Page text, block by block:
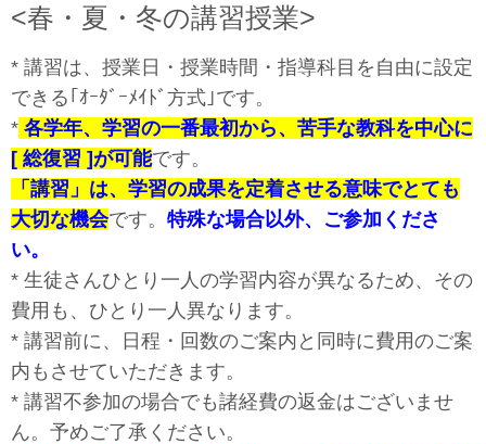
<春・夏・冬の講習授業>
* 講習は、授業日・授業時間・指導科目を自由に設定
できる｢ｵｰﾀﾞｰﾒｲﾄﾞ方式｣です。
* 各学年、 学習の一番最初から、 苦手な教科を中心に
[ 総復習 ]が可能です。
「講習」は、学習の成果を定着させる意味でとても
大切な機会です。 特殊な場合以外、ご参加くださ
い。
* 生徒さんひとり一人の学習内容が異なるため、その
費用も、ひとり一人異なります。
* 講習前に、日程・回数のご案内と同時に費用のご案
内もさせていただきます。
* 講習不参加の場合でも諸経費の返金はございませ
ん。予めご了承ください。